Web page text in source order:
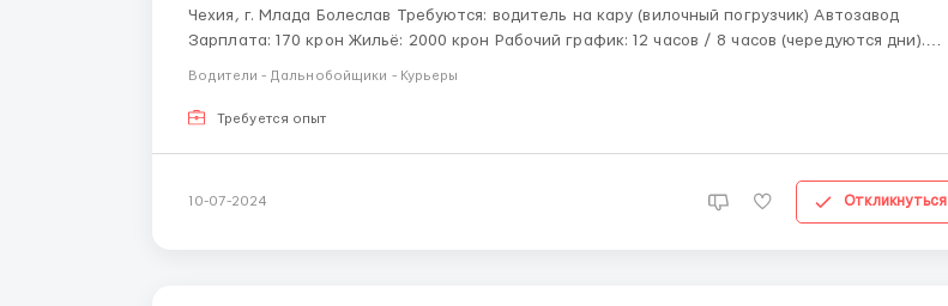
Чехия, г. Млада Болеслав Требуются: водитель на кару (вилочный погрузчик) Автозавод
Зарплата: 170 крон Жильё: 2000 крон Рабочий график: 12 часов / 8 часов (чередуются дни).
Водители - Дальнобойщики - Курьеры
Требуется опыт
10-07-2024 Откликнуться